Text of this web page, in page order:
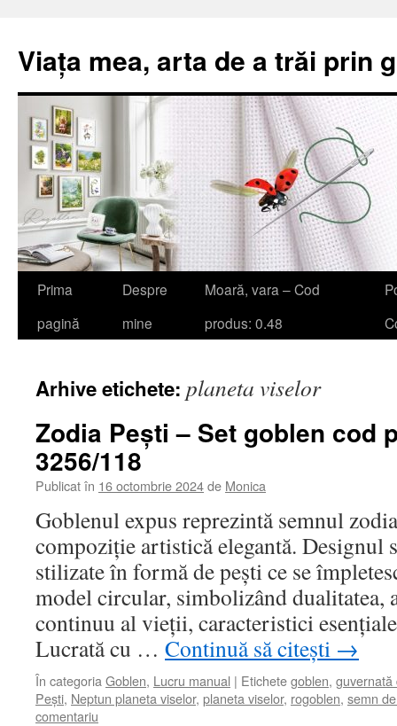
Viața mea, arta de a trăi prin
Sari
Prima
pagină
Despre
mine
Moară, vara – Cod
produs: 0.48
Arhive etichete: planeta viselor
Zodia Pești – Set goblen cod
3256/118
Publicat în 16 octombrie 2024de Monica
Goblenul expus reprezintă semnul
compoziție artistică elegantă. Designul
stilizate în formă de pești ce se
model circular, simbolizând
continuu al vieții, caracteristici
Lucrată cu … Continuă să citești →
În categoria Goblen, Lucru manual | Etichetegoblen, guvernată
Pești, Neptun planeta viselor, planeta viselor, rogoblen, semn
comentariu